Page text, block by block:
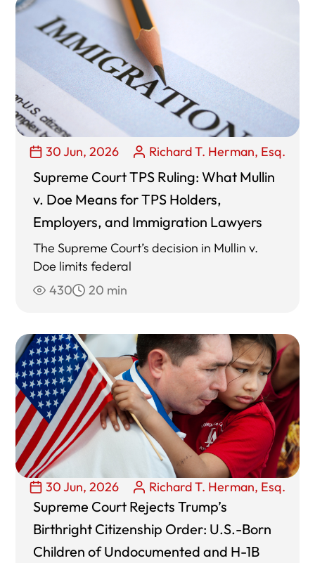
30 Jun, 2026 Richard T. Herman, Esq.
Supreme Court TPS Ruling: What Mullin
v. Doe Means for TPS Holders,
Employers, and Immigration Lawyers
The Supreme Court’s decision in Mullin v.
Doe limits federal
430
20 min
30 Jun, 2026 Richard T. Herman, Esq.
Supreme Court Rejects Trump’s
Birthright Citizenship Order: U.S.-Born
Children of Undocumented and H-1B